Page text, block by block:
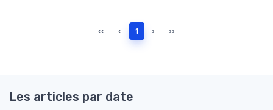
‹‹ ‹ 1 › ››
Les articles par date